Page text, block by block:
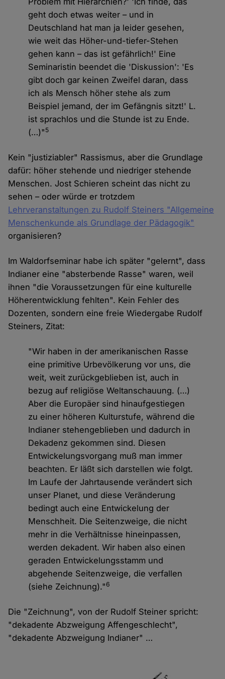
geht doch etwas weiter – und in
Deutschland hat man ja leider gesehen,
wie weit das Höher-und-tiefer-Stehen
gehen kann – das ist gefährlich!' Eine
Seminaristin beendet die 'Diskussion': 'Es
gibt doch gar keinen Zweifel daran, dass
ich als Mensch höher stehe als zum
Beispiel jemand, der im Gefängnis sitzt!' L.
ist sprachlos und die Stunde ist zu Ende.
(…)" 5
Kein "justiziabler" Rassismus, aber die Grundlage
dafür: höher stehende und niedriger stehende
Menschen. Jost Schieren scheint das nicht zu
sehen – oder würde er trotzdem
Lehrveranstaltungen zu Rudolf Steiners "Allgemeine
Menschenkunde als Grundlage der Pädagogik"
organisieren?
Im Waldorfseminar habe ich später "gelernt", dass
Indianer eine "absterbende Rasse" waren, weil
ihnen "die Voraussetzungen für eine kulturelle
Höherentwicklung fehlten". Kein Fehler des
Dozenten, sondern eine freie Wiedergabe Rudolf
Steiners, Zitat:
"Wir haben in der amerikanischen Rasse
eine primitive Urbevölkerung vor uns, die
weit, weit zurückgeblieben ist, auch in
bezug auf religiöse Weltanschauung. (…)
Aber die Europäer sind hinaufgestiegen
zu einer höheren Kulturstufe, während die
Indianer stehengeblieben und dadurch in
Dekadenz gekommen sind. Diesen
Entwickelungsvorgang muß man immer
beachten. Er läßt sich darstellen wie folgt.
Im Laufe der Jahrtausende verändert sich
unser Planet, und diese Veränderung
bedingt auch eine Entwickelung der
Menschheit. Die Seitenzweige, die nicht
mehr in die Verhältnisse hineinpassen,
werden dekadent. Wir haben also einen
geraden Entwickelungsstamm und
abgehende Seitenzweige, die verfallen
(siehe Zeichnung)."6
Die "Zeichnung", von der Rudolf Steiner spricht:
"dekadente Abzweigung Affengeschlecht",
"dekadente Abzweigung Indianer" …